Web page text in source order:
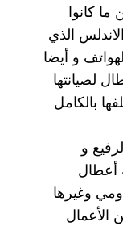
ما كانوا
الذي
و أيضا
لصيانتها
بالكامل
و
أعطال
وغيرها
الأعمال